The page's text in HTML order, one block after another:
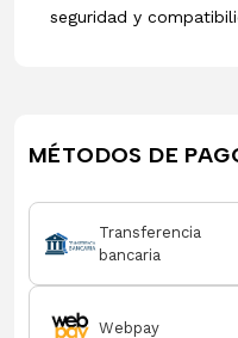
seguridad y
MÉTODOS DE
Transferencia
bancaria
Webpay